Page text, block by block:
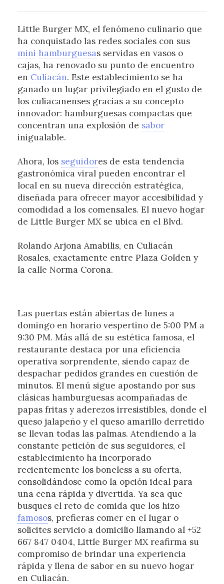
Little Burger MX, el fenómeno culinario que
ha conquistado las redes sociales con sus
mini hamburguesas servidas en vasos o
cajas, ha renovado su punto de encuentro
en Culiacán. Este establecimiento se ha
ganado un lugar privilegiado en el gusto de
los culiacanenses gracias a su concepto
innovador: hamburguesas compactas que
concentran una explosión de sabor
inigualable.
Ahora, los seguidores de esta tendencia
gastronómica viral pueden encontrar el
local en su nueva dirección estratégica,
diseñada para ofrecer mayor accesibilidad y
comodidad a los comensales. El nuevo hogar
de Little Burger MX se ubica en el Blvd.
Rolando Arjona Amabilis, en Culiacán
Rosales, exactamente entre Plaza Golden y
la calle Norma Corona.
Las puertas están abiertas de lunes a
domingo en horario vespertino de 5:00 PM a
9:30 PM. Más allá de su estética famosa, el
restaurante destaca por una eficiencia
operativa sorprendente, siendo capaz de
despachar pedidos grandes en cuestión de
minutos. El menú sigue apostando por sus
clásicas hamburguesas acompañadas de
papas fritas y aderezos irresistibles, donde el
queso jalapeño y el queso amarillo derretido
se llevan todas las palmas. Atendiendo a la
constante petición de sus seguidores, el
establecimiento ha incorporado
recientemente los boneless a su oferta,
consolidándose como la opción ideal para
una cena rápida y divertida. Ya sea que
busques el reto de comida que los hizo
famosos, prefieras comer en el lugar o
solicites servicio a domicilio llamando al +52
667 847 0404, Little Burger MX reafirma su
compromiso de brindar una experiencia
rápida y llena de sabor en su nuevo hogar
en Culiacán.